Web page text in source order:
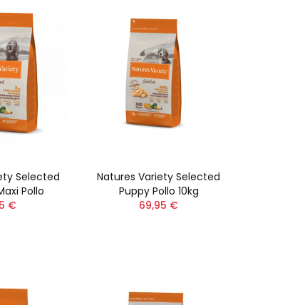
Selected
Pollo
€
Natures Variety Selected
Puppy Pollo 10kg
69,95 €